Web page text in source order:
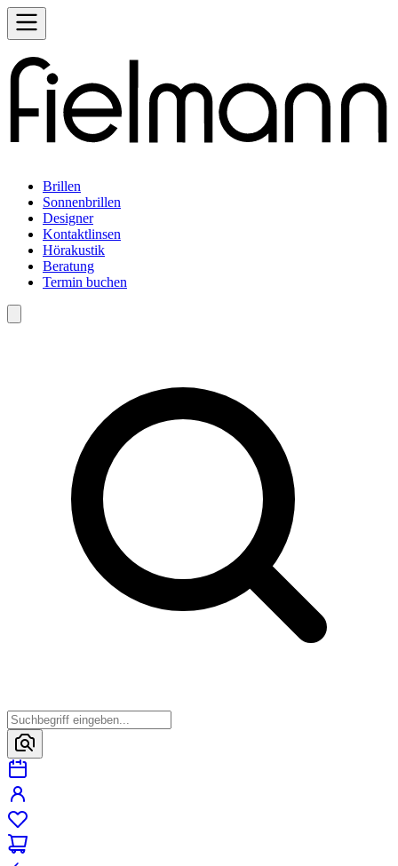
Brillen
Sonnenbrillen
Designer
Kontaktlinsen
Hörakustik
Beratung
Termin buchen